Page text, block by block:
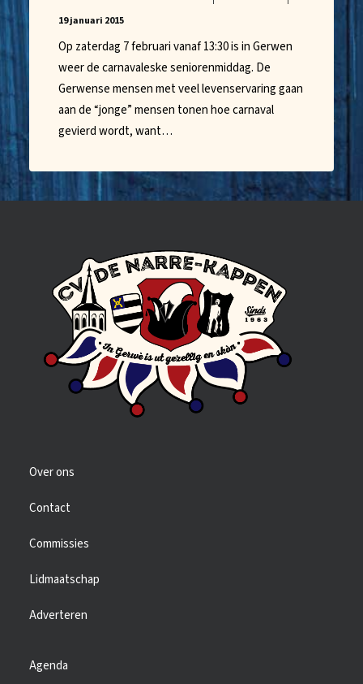
19 januari 2015
Op zaterdag 7 februari vanaf 13:30 is in Gerwen
weer de carnavaleske seniorenmiddag. De
Gerwense mensen met veel levenservaring gaan
aan de “jonge” mensen tonen hoe carnaval
gevierd wordt, want…
Over ons
Contact
Commissies
Lidmaatschap
Adverteren
Agenda